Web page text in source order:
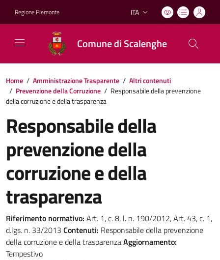
Regione Piemonte Lingua attiva:
ITA
Comune di Scalenghe
Home / Amministrazione Trasparente / Altri contenuti
/ Prevenzione della Corruzione / Responsabile della prevenzione
della corruzione e della trasparenza
Responsabile della
prevenzione della
corruzione e della
trasparenza
Riferimento normativo: Art. 1, c. 8, l. n. 190/2012, Art. 43, c. 1,
d.lgs. n. 33/2013 Contenuti: Responsabile della prevenzione
della corruzione e della trasparenzaAggiornamento:
Tempestivo